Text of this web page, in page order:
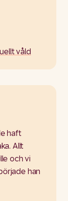
våld
haft
Allt
och vi
han